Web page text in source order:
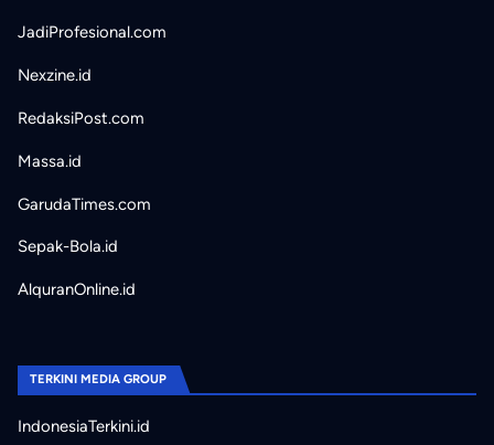
JadiProfesional.com
Nexzine.id
RedaksiPost.com
Massa.id
GarudaTimes.com
Sepak-Bola.id
AlquranOnline.id
TERKINI MEDIA GROUP
IndonesiaTerkini.id